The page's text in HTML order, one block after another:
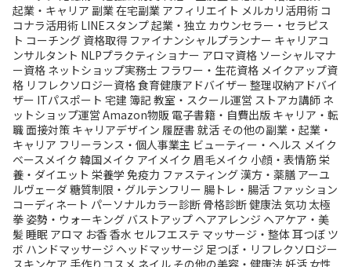
起業・キャリア 副業在宅副業 アフィリエイト メルカリ活用術 コ
コナラ活用術 LINEスタンプ起業・独立 カウンセラー・セラピス
ト コーチング 資格取得 ファイナンシャルプランナー キャリアコ
ンサルタント NLPプラクティショナー アロマ資格 ソーシャルマナ
ー資格 ネットショップ実務士 フラワー・生花資格 メイクアップ資
格 リフレクソロジー資格食育健康アドバイザー 整理収納アドバイ
ザー ITパスポート 宅建 簿記教室・スクール運営 ストアカ講師 ネ
ットショップ運営 Amazon物販 電子書籍・自費出版 キャリア・転
職面接対策 キャリアデザイン 履歴書 就活 その他の副業・起業・
キャリア フリーランス・個人事業主 ビューティー・ヘルス メイク
ベースメイク 韓国メイク アイメイク 眉毛メイク 小顔・表情筋 栄
養・ダイエット 栄養学 免疫力 ファスティング漢方・薬膳 アーユ
ルヴェーダ 糖質制限・グルテンフリー 腸トレ・腸活 ファッション
コーディネート パーソナルカラー診断 骨格診断健康法 気功太極
拳 姿勢・ウォーキング バストアップ ヘアアレンジ ヘアケア・美
髪 睡眠 アロマ お香 香水 セルフエステ マッサージ・整体耳つぼ ツ
ボ ハンドマッサージ ヘッドマッサージ 足つぼ・リフレクソロジー
スキンケア 手作りコスメ ネイル その他の美容・健康法 妊活 女性